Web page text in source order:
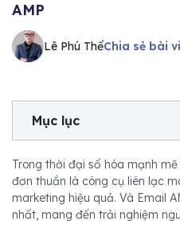
AMP
Lê Phú ThếChia sẻ bài
Mục lục
Trong thời đại số hóa mạnh
đơn thuần là công cụ liên lạc
marketing hiệu quả. Và Email
nhất, mang đến trải nghiệm